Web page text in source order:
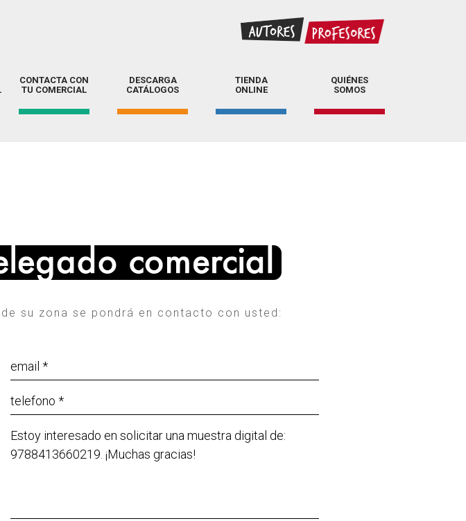
CONTACTA CON
TU COMERCIAL
DESCARGA
CATÁLOGOS
TIENDA
ONLINE
QUIÉNES
SOMOS
su zona se pondrá en contacto con usted: